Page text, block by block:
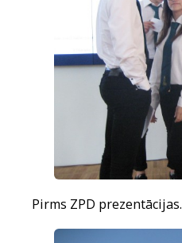
Pirms ZPD prezentācijas.